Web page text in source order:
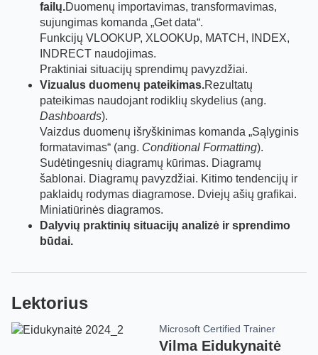
failų.Duomenų importavimas, transformavimas,
sujungimas komanda „Get data“.
Funkcijų VLOOKUP, XLOOKUp, MATCH, INDEX,
INDRECT naudojimas.
Praktiniai situacijų sprendimų pavyzdžiai.
Vizualus duomenų pateikimas.Rezultatų
pateikimas naudojant rodiklių skydelius (ang.
Dashboards).
Vaizdus duomenų išryškinimas komanda „Sąlyginis
formatavimas“ (ang. Conditional Formatting).
Sudėtingesnių diagramų kūrimas. Diagramų
šablonai. Diagramų pavyzdžiai. Kitimo tendencijų ir
paklaidų rodymas diagramose. Dviejų ašių grafikai.
Miniatiūrinės diagramos.
Dalyvių praktinių situacijų analizė ir sprendimo
būdai.
Lektorius
Microsoft Certified Trainer
Vilma Eidukynaitė